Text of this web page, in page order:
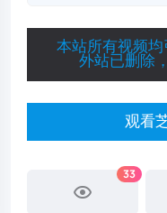
本站所有视频
外站已删除
观看
33